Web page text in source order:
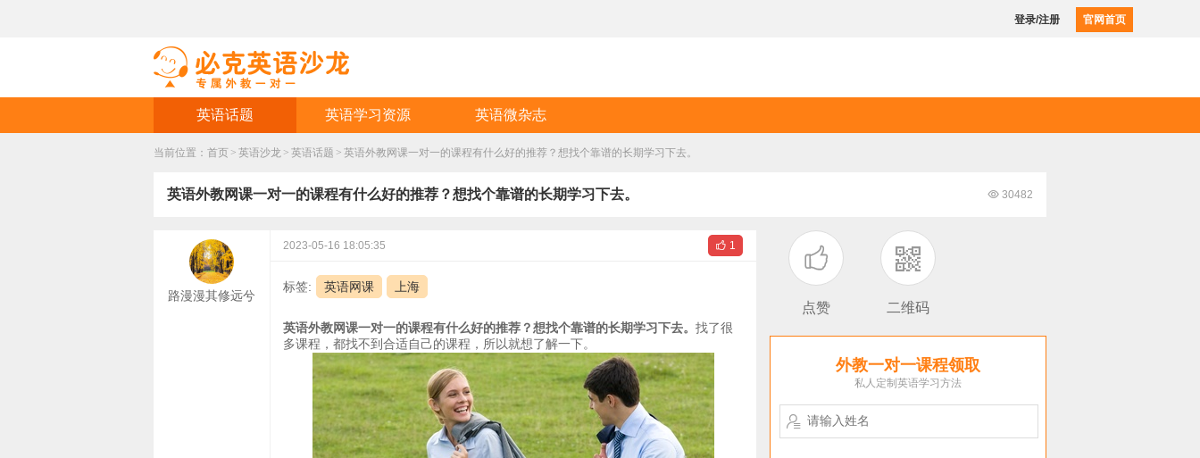
登录/注册 官网首页
英语话题 英语学习资源 英语微杂志
当前位置： 首页 > 英语沙龙 > 英语话题 > 英语外教网课一对一的课程有什么好的推荐？想找个靠谱的长期学习下去。
 30482
英语外教网课一对一的课程有什么好的推荐？想找个靠谱的长期学习下去。

点赞 二维码
外教一对一课程领取
私人定制英语学习方法

路漫漫其修远兮
 1
2023-05-16 18:05:35
标签: 英语网课 上海
英语外教网课一对一的课程有什么好的推荐？想找个靠谱的长期学习下去。 找了很
多课程，都找不到合适自己的课程，所以就想了解一下。